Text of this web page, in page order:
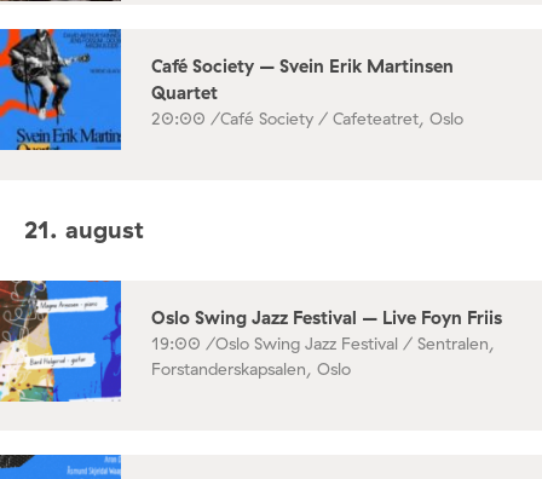
Café Society – Svein Erik Martinsen
Quartet
20:00 /Café Society / Cafeteatret, Oslo
21. august
Oslo Swing Jazz Festival – Live Foyn Friis
19:00 /Oslo Swing Jazz Festival / Sentralen,
Forstanderskapsalen, Oslo